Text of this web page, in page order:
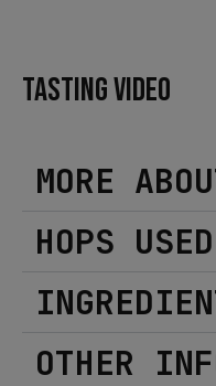
MORE
HOPS USED
OTHER
TASTING VIDEO